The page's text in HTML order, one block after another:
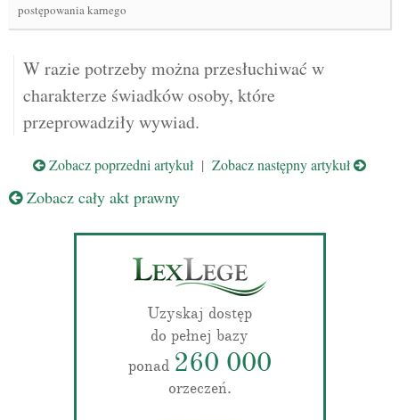
postępowania karnego
W razie potrzeby można przesłuchiwać w
charakterze świadków osoby, które
przeprowadziły wywiad.
Zobacz poprzedni artykuł | Zobacz następny artykuł
Zobacz cały akt prawny
Uzyskaj dostęp
do pełnej bazy
ponad 260 000
orzeczeń.